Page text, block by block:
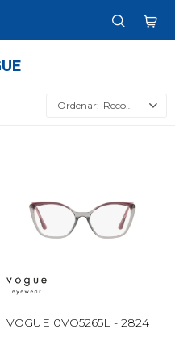
Recomendados
VOGUE 0VO5265L - 2824